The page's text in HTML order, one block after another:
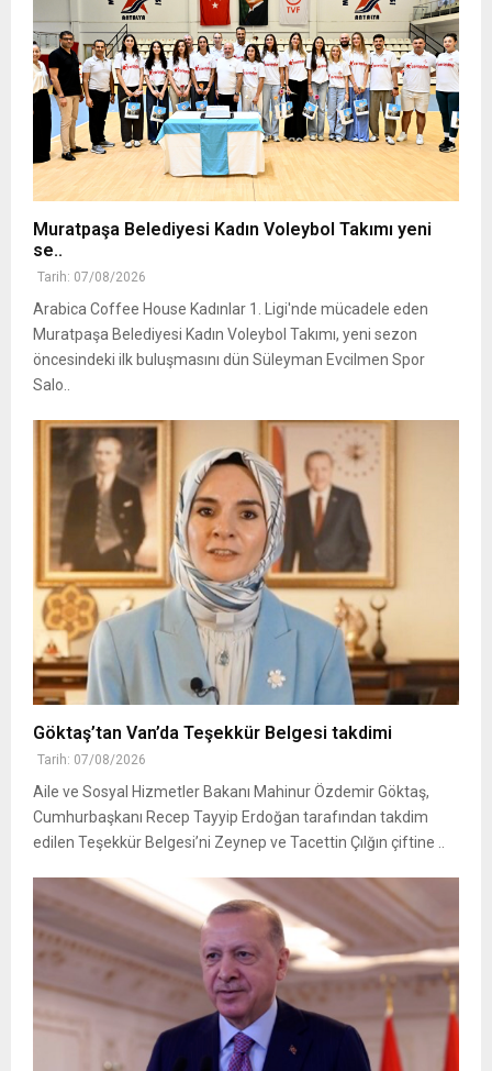
Muratpaşa Belediyesi Kadın Voleybol Takımı yeni
se..
Tarih: 07/08/2026
Arabica Coffee House Kadınlar 1. Ligi'nde mücadele eden
Muratpaşa Belediyesi Kadın Voleybol Takımı, yeni sezon
öncesindeki ilk buluşmasını dün Süleyman Evcilmen Spor
Salo..
Göktaş’tan Van’da Teşekkür Belgesi takdimi
Tarih: 07/08/2026
Aile ve Sosyal Hizmetler Bakanı Mahinur Özdemir Göktaş,
Cumhurbaşkanı Recep Tayyip Erdoğan tarafından takdim
edilen Teşekkür Belgesi’ni Zeynep ve Tacettin Çılğın çiftine ..